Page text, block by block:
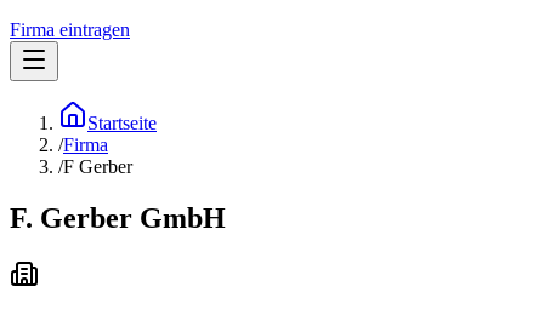
Firma eintragen
Startseite
/Firma
/F Gerber
F. Gerber GmbH